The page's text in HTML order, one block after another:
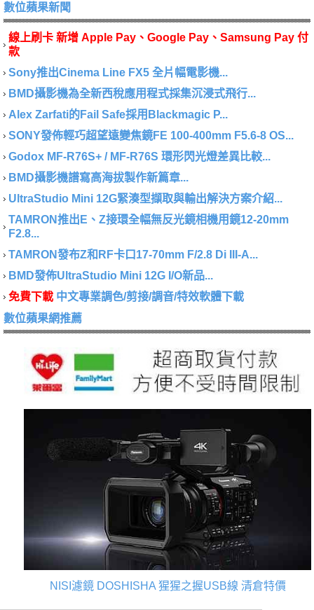
數位蘋果新聞
線上刷卡 新增 Apple Pay、Google Pay、Samsung Pay 付
款
Sony推出Cinema Line FX5 全片幅電影機...
BMD攝影機為全新西稅應用程式採集沉浸式飛行...
Alex Zarfati的Fail Safe採用Blackmagic P...
SONY發佈輕巧超望遠變焦鏡FE 100-400mm F5.6-8 OS...
Godox MF-R76S+ / MF-R76S 環形閃光燈差異比較...
BMD攝影機譜寫高海拔製作新篇章...
UltraStudio Mini 12G緊湊型擷取與輸出解決方案介紹...
TAMRON推出E、Z接環全幅無反光鏡相機用鏡12-20mm
F2.8...
TAMRON發布Z和RF卡口17-70mm F/2.8 Di III-A...
BMD發佈UltraStudio Mini 12G I/O新品...
免費下載 中文專業調色/剪接/調音/特效軟體下載
數位蘋果網推薦
NISI濾鏡 DOSHISHA 猩猩之握USB線 清倉特價